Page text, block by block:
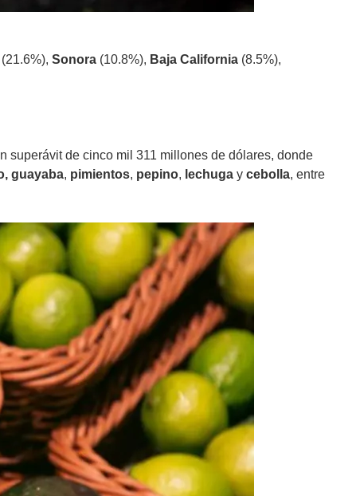
(21.6%), Sonora (10.8%), Baja California (8.5%),
superávit de cinco mil 311 millones de dólares, donde
guayaba, pimientos, pepino, lechuga y cebolla, entre